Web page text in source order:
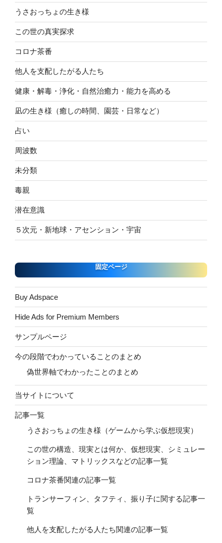
うさおっちょの生き様
この世の真実探求
コロナ茶番
他人を支配したがる人たち
健康・解毒・浄化・自然治癒力・能力を高める
凪の生き様（癒しの時間、園芸・日常など）
占い
周波数
未分類
毒親
潜在意識
５次元・新地球・アセンション・宇宙
固定ページ
Buy Adspace
Hide Ads for Premium Members
サンプルページ
今の段階でわかっていることのまとめ
偽世界軸でわかったことのまとめ
当サイトについて
記事一覧
うさおっちょの生き様（ゲームから学ぶ仮想現実）
この世の構造、現実とは何か、仮想現実、シミュレー
ション理論、マトリックスなどの記事一覧
コロナ茶番関連の記事一覧
トランサーフィン、タフティ、振り子に関する記事一
覧
他人を支配したがる人たち関連の記事一覧